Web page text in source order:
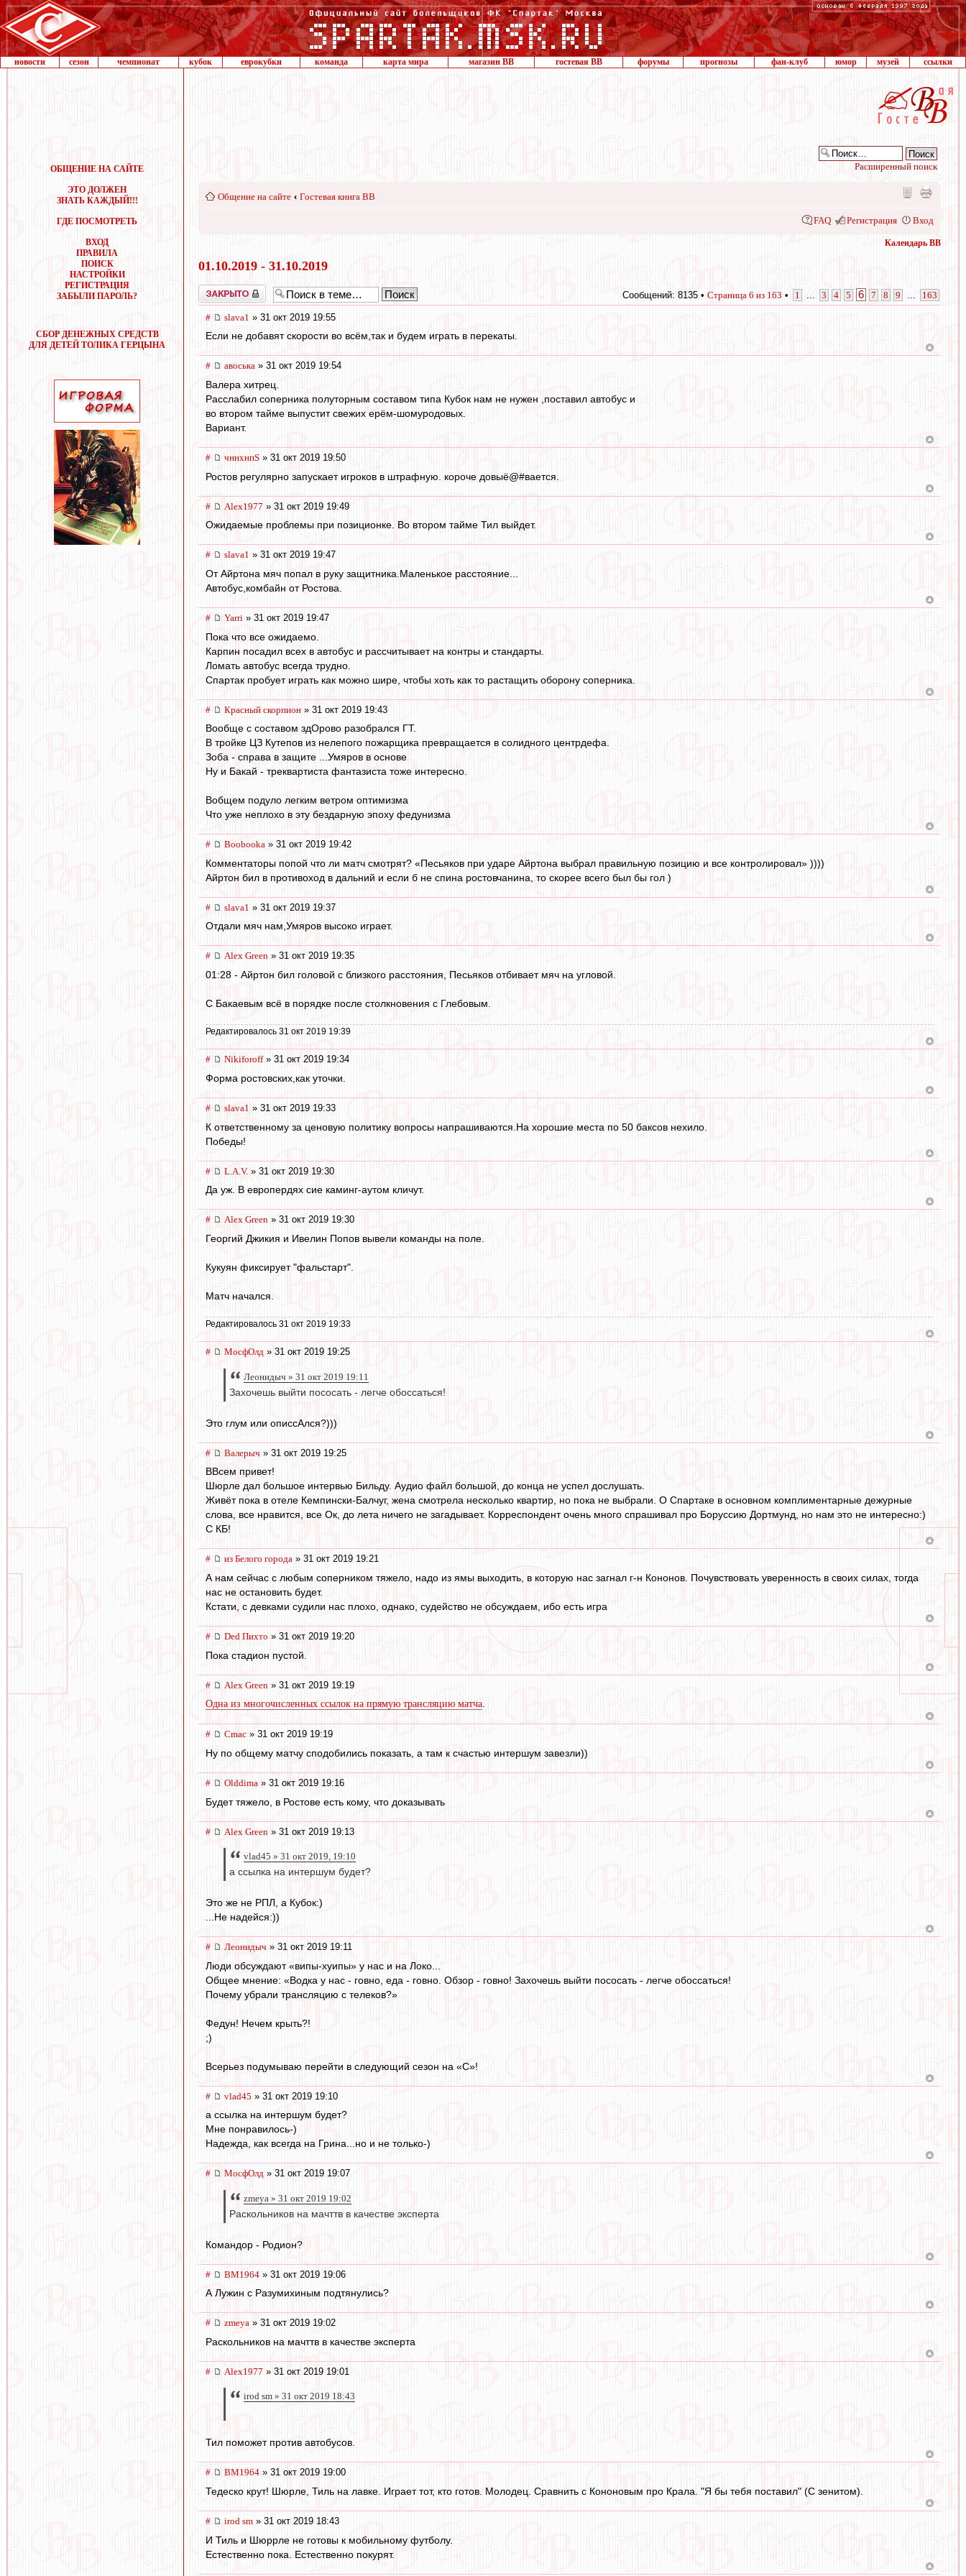
новости сезон чемпионат кубок еврокубки команда карта мира магазин ВВ гостевая ВВ форумы прогнозы фан-клуб юмор музей ссылки
ОБЩЕНИЕ НА САЙТЕ
ЭТО ДОЛЖЕН
ЗНАТЬ КАЖДЫЙ!!!
ГДЕ ПОСМОТРЕТЬ
ВХОД
ПРАВИЛА
ПОИСК
НАСТРОЙКИ
РЕГИСТРАЦИЯ
ЗАБЫЛИ ПАРОЛЬ?
СБОР ДЕНЕЖНЫХ СРЕДСТВ
ДЛЯ ДЕТЕЙ ТОЛИКА ГЕРЦЫНА
Расширенный поиск
Общение на сайте ‹ Гостевая книга ВВ
FAQ Регистрация Вход
Календарь ВВ
01.10.2019 - 31.10.2019
Закрыто Сообщений: 8135 • Страница 6 из 163 • 1 3 4 5 6 7 8 9 163
# slava1 » 31 окт 2019 19:55
Если не добавят скорости во всём,так и будем играть в перекаты.
# авоська » 31 окт 2019 19:54
Валера хитрец.
Расслабил соперника полуторным составом типа Кубок нам не нужен ,поставил автобус и
во втором тайме выпустит свежих ерём-шомуродовых.
Вариант.
# чннхнпS » 31 окт 2019 19:50
Ростов регулярно запускает игроков в штрафную. короче довыё@#вается.
# Alex1977 » 31 окт 2019 19:49
Ожидаемые проблемы при позиционке. Во втором тайме Тил выйдет.
# slava1 » 31 окт 2019 19:47
От Айртона мяч попал в руку защитника.Маленькое расстояние...
Автобус,комбайн от Ростова.
# Yarri » 31 окт 2019 19:47
Пока что все ожидаемо.
Карпин посадил всех в автобус и рассчитывает на контры и стандарты.
Ломать автобус всегда трудно.
Спартак пробует играть как можно шире, чтобы хоть как то растащить оборону соперника.
# Красный скорпион » 31 окт 2019 19:43
Вообще с составом здОрово разобрался ГТ.
В тройке ЦЗ Кутепов из нелепого пожарщика превращается в солидного центрдефа.
Зоба - справа в защите ...Умяров в основе
Ну и Бакай - треквартиста фантазиста тоже интересно.
Вобщем подуло легким ветром оптимизма
Что уже неплохо в эту бездарную эпоху федунизма
# Boobooka » 31 окт 2019 19:42
Комментаторы попой что ли матч смотрят? «Песьяков при ударе Айртона выбрал правильную позицию и все контролировал» ))))
Айртон бил в противоход в дальний и если б не спина ростовчанина, то скорее всего был бы гол )
# slava1 » 31 окт 2019 19:37
Отдали мяч нам,Умяров высоко играет.
# Alex Green » 31 окт 2019 19:35
01:28 - Айртон бил головой с близкого расстояния, Песьяков отбивает мяч на угловой.
С Бакаевым всё в порядке после столкновения с Глебовым.
Редактировалось 31 окт 2019 19:39
# Nikiforoff» 31 окт 2019 19:34
Форма ростовских,как уточки.
# slava1 » 31 окт 2019 19:33
К ответственному за ценовую политику вопросы напрашиваются.На хорошие места по 50 баксов нехило.
Победы!
# L.А.V. » 31 окт 2019 19:30
Да уж. В европердях сие каминг-аутом кличут.
# Alex Green » 31 окт 2019 19:30
Георгий Джикия и Ивелин Попов вывели команды на поле.
Кукуян фиксирует "фальстарт".
Матч начался.
Редактировалось 31 окт 2019 19:33
# МосфОлд » 31 окт 2019 19:25
Леонидыч » 31 окт 2019 19:11
Захочешь выйти пососать - легче обоссаться!
Это глум или описсАлся?)))
# Валерыч » 31 окт 2019 19:25
ВВсем привет!
Шюрле дал большое интервью Бильду. Аудио файл большой, до конца не успел дослушать.
Живёт пока в отеле Кемпински-Балчуг, жена смотрела несколько квартир, но пока не выбрали. О Спартаке в основном комплиментарные дежурные
слова, все нравится, все Ок, до лета ничего не загадывает. Корреспондент очень много спрашивал про Боруссию Дортмунд, но нам это не интересно:)
С КБ!
# из Белого города » 31 окт 2019 19:21
А нам сейчас с любым соперником тяжело, надо из ямы выходить, в которую нас загнал г-н Кононов. Почувствовать уверенность в своих силах, тогда
нас не остановить будет.
Кстати, с девками судили нас плохо, однако, судейство не обсуждаем, ибо есть игра
# Ded Пихто » 31 окт 2019 19:20
Пока стадион пустой.
# Alex Green » 31 окт 2019 19:19
Одна из многочисленных ссылок на прямую трансляцию матча.
# Cmac » 31 окт 2019 19:19
Ну по общему матчу сподобились показать, а там к счастью интершум завезли))
# Olddima » 31 окт 2019 19:16
Будет тяжело, в Ростове есть кому, что доказывать
# Alex Green » 31 окт 2019 19:13
vlad45 » 31 окт 2019, 19:10
а ссылка на интершум будет?
Это же не РПЛ, а Кубок:)
...Не надейся:))
# Леонидыч » 31 окт 2019 19:11
Люди обсуждают «випы-хуипы» у нас и на Локо...
Общее мнение: «Водка у нас - говно, еда - говно. Обзор - говно! Захочешь выйти пососать - легче обоссаться!
Почему убрали трансляцию с телеков?»
Федун! Нечем крыть?!
;)
Всерьез подумываю перейти в следующий сезон на «С»!
# vlad45 » 31 окт 2019 19:10
а ссылка на интершум будет?
Мне понравилось-)
Надежда, как всегда на Грина...но и не только-)
# МосфОлд » 31 окт 2019 19:07
zmeya » 31 окт 2019 19:02
Раскольников на мачттв в качестве эксперта
Командор - Родион?
# BM1964 » 31 окт 2019 19:06
А Лужин с Разумихиным подтянулись?
# zmeya » 31 окт 2019 19:02
Раскольников на мачттв в качестве эксперта
# Alex1977 » 31 окт 2019 19:01
irod sm » 31 окт 2019 18:43
Тил поможет против автобусов.
# BM1964 » 31 окт 2019 19:00
Тедеско крут! Шюрле, Тиль на лавке. Играет тот, кто готов. Молодец. Сравнить с Кононовым про Крала. "Я бы тебя поставил" (С зенитом).
# irod sm » 31 окт 2019 18:43
И Тиль и Шюррле не готовы к мобильному футболу.
Естественно пока. Естественно покурят.